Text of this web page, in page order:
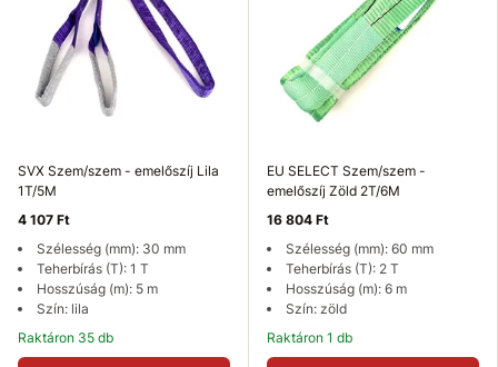
SVX Szem/szem - emelőszíj Lila
1T/5M
4 107 Ft
Szélesség (mm): 30 mm
Teherbírás (T): 1 T
Hosszúság (m): 5 m
Szín: lila
Raktáron 35 db
EU SELECT Szem/szem -
emelőszíj Zöld 2T/6M
16 804 Ft
Szélesség (mm): 60 mm
Teherbírás (T): 2 T
Hosszúság (m): 6 m
Szín: zöld
Raktáron 1 db